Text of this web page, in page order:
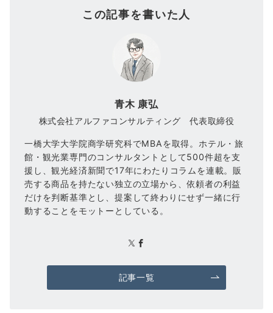
この記事を書いた人
青木 康弘
株式会社アルファコンサルティング 代表取締役
一橋大学大学院商学研究科でMBAを取得。ホテル・旅
館・観光業専門のコンサルタントとして500件超を支
援し、観光経済新聞で17年にわたりコラムを連載。販
売する商品を持たない独立の立場から、依頼者の利益
だけを判断基準とし、提案して終わりにせず一緒に行
動することをモットーとしている。
記事一覧